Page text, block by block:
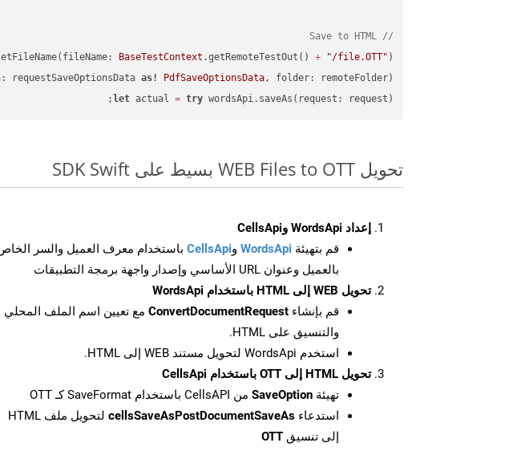
// Save to HTML
BaseTestContext .getRemoteTestOut() + "/file.OTT" );
requestSaveOptionsData as! PdfSaveOptionsData, folder: remoteFolder);
let actual = try wordsApi.saveAs(request: request);
تحويل WEB Files to OTT بسيط على SDK Swift
إعداد WordsApi وCellsApi
قم بتهيئة WordsApi وCellsApi باستخدام معرف العميل والسر
بالعميل وعنوان URL الأساسي وإصدار واجهة برمجة التطبيقات
تحويل WEB إلى HTML باستخدام WordsApi
قم بإنشاء ConvertDocumentRequest مع تعيين اسم الملف المحلي
والتنسيق على HTML.
استخدم WordsApi لتحويل مستند WEB إلى HTML.
تحويل HTML إلى OTT باستخدام CellsApi
تهيئة SaveOption من CellsAPI باستخدام SaveFormat كـ OTT
استدعاء cellsSaveAsPostDocumentSaveAs
لتحويل ملف HTML
إلى تنسيق OTT